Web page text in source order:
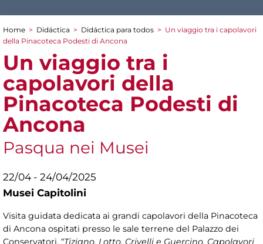
You are here
Home > Didáctica > Didáctica para todos > Un viaggio tra i capolavori
della Pinacoteca Podesti di Ancona
Un viaggio tra i
capolavori della
Pinacoteca Podesti di
Ancona
Pasqua nei Musei
22/04 - 24/04/2025
Musei Capitolini
Visita guidata dedicata ai grandi capolavori della Pinacoteca
di Ancona ospitati presso le sale terrene del Palazzo dei
Conservatori. “Tiziano, Lotto, Crivelli e Guercino. Capolavori